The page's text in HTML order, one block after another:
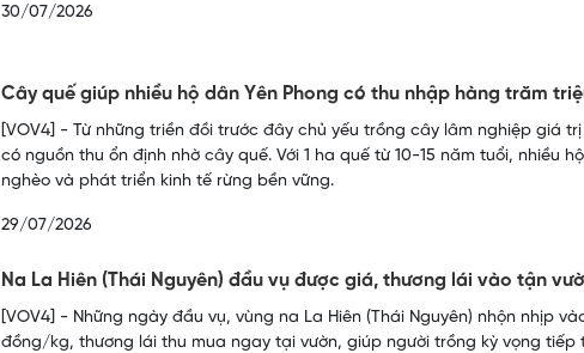
30/07/2026
Cây quế giúp nhiều hộ dân Yên Phong có thu nhập hàng trăm
[VOV4] - Từ những triền đồi trước đây chủ yếu trồng cây lâm nghiệp giá
có nguồn thu ổn định nhờ cây quế. Với 1 ha quế từ 10-15 năm tuổi, nhiều
nghèo và phát triển kinh tế rừng bền vững.
29/07/2026
Na La Hiên (Thái Nguyên) đầu vụ được giá, thương lái vào tận
[VOV4] - Những ngày đầu vụ, vùng na La Hiên (Thái Nguyên) nhộn nhịp
đồng/kg, thương lái thu mua ngay tại vườn, giúp người trồng kỳ vọng tiếp